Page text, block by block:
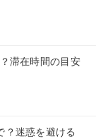
滞在時間の目安
？迷惑を避ける